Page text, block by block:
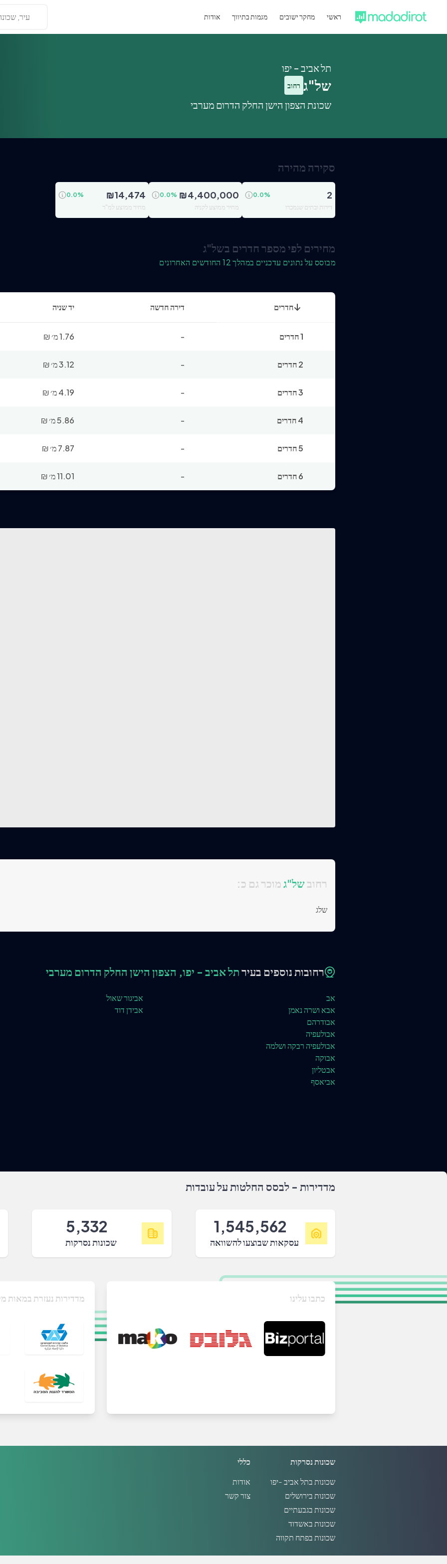
ראשי מחקר ישובים מגמות בתיווך אודות עיר,
תל אביב - יפו
של"ג רחוב
שכונת הצפון הישן החלק הדרום מערבי
סקירה מהירה
2
0.0%
דירות ובתים שנמכרו
₪4,400,000
0.0%
מחיר ממוצע לקניה
₪14,474
0.0%
מחיר ממוצע למ"ר
מחירים לפי מספר חדרים בשל"ג
מבוסס על נתונים עדכניים במהלך 12 החודשים האחרונים
חדרים דירה חדשה יד שניה
1 חדרים - 1.76 מ׳ ₪
2 חדרים - 3.12 מ׳ ₪
3 חדרים - 4.19 מ׳ ₪
4 חדרים - 5.86 מ׳ ₪
5 חדרים - 7.87 מ׳ ₪
6 חדרים - 11.01 מ׳ ₪
:רחובשל"גמוכר גם כ
שלג
רחובות נוספים בעירתל אביב - יפו, הצפון הישן החלק הדרום מערבי
אב
אבא ושרה נאמן
אבודרהם
אבולעפיה
אבולעפיה רבקה ושלמה
אבוקה
אבטליון
אביאסף
אביגור שאול
אבידן דוד
מדדירות - לבסס החלטות על עובדות
5,332
שכונות נסרקות
1,545,562
עסקאות שבוצעו להשוואה
מדדירות נעזרת במאות כתבו עלינו
כללי
אודות
צור קשר
שכונות נסרקות
שכונות בתל אביב -יפו
שכונות בירושלים
שכונות בגבעתיים
שכונות באשדוד
שכונות בפתח תקווה